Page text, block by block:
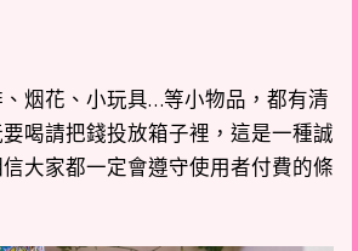
烟花、小玩具…等小物品，都有清
喝請把錢投放箱子裡，這是一種誠
大家都一定會遵守使用者付費的條